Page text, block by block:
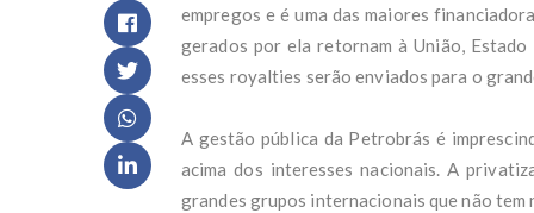
Ar
empregos e é uma das maiores
gerados por ela retornam à União,
esses royalties serão enviados para o
A gestão pública da Petrobrás é
acima dos interesses nacionais. A
grandes grupos internacionais que não tem